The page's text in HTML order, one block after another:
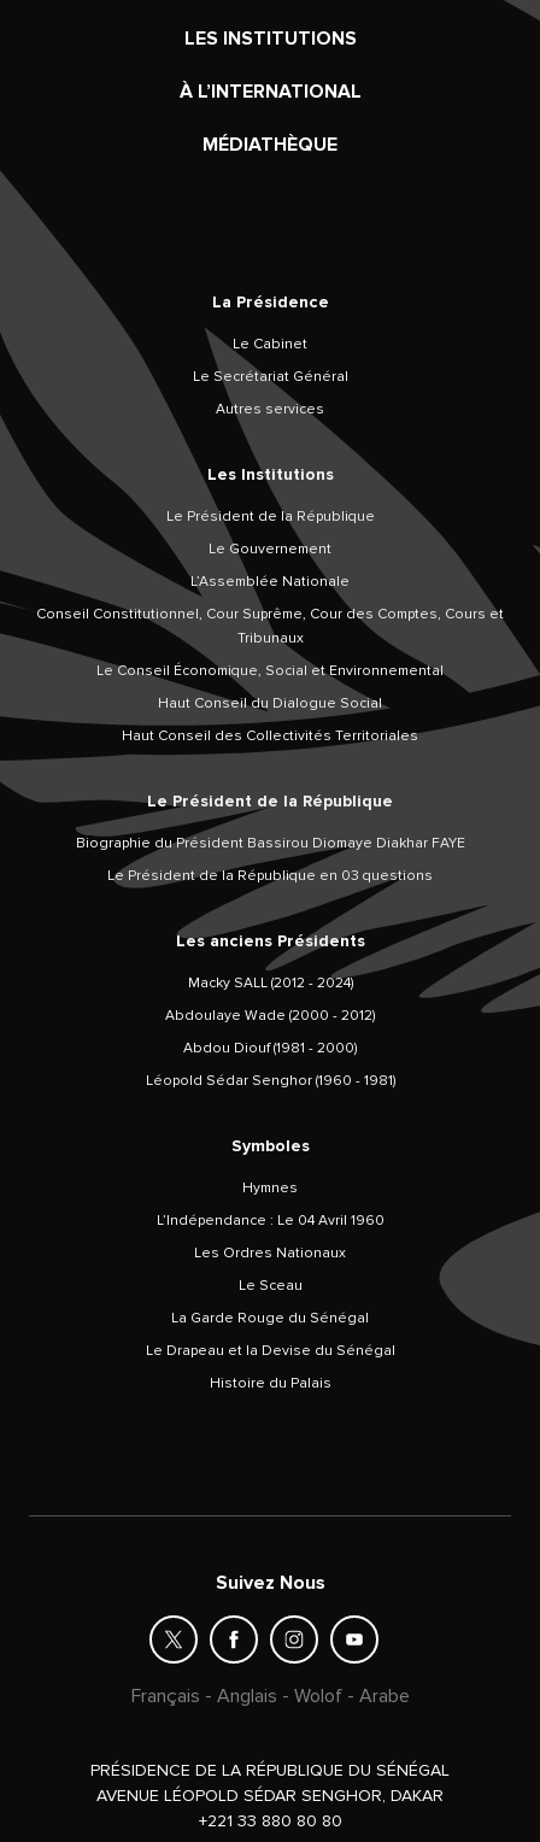
LES INSTITUTIONS
À L’INTERNATIONAL
MÉDIATHÈQUE
La Présidence
Le Cabinet
Le Secrétariat Général
Autres services
Les Institutions
Le Président de la République
Le Gouvernement
L’Assemblée Nationale
Conseil Constitutionnel, Cour Suprême, Cour des Comptes, Cours et
Tribunaux
Le Conseil Économique, Social et Environnemental
Haut Conseil du Dialogue Social
Haut Conseil des Collectivités Territoriales
Le Président de la République
Biographie du Président Bassirou Diomaye Diakhar FAYE
Le Président de la République en 03 questions
Les anciens Présidents
Macky SALL (2012 - 2024)
Abdoulaye Wade (2000 - 2012)
Abdou Diouf (1981 - 2000)
Léopold Sédar Senghor (1960 - 1981)
Symboles
Hymnes
L’Indépendance : Le 04 Avril 1960
Les Ordres Nationaux
Le Sceau
La Garde Rouge du Sénégal
Le Drapeau et la Devise du Sénégal
Histoire du Palais
Suivez Nous
Français - Anglais - Wolof- Arabe
PRÉSIDENCE DE LA RÉPUBLIQUE DU SÉNÉGAL
AVENUE LÉOPOLD SÉDAR SENGHOR, DAKAR
+221 33 880 80 80